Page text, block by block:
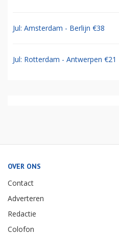
Jul: Amsterdam - Berlijn €38
Jul: Rotterdam - Antwerpen €21
OVER ONS
Contact
Adverteren
Redactie
Colofon